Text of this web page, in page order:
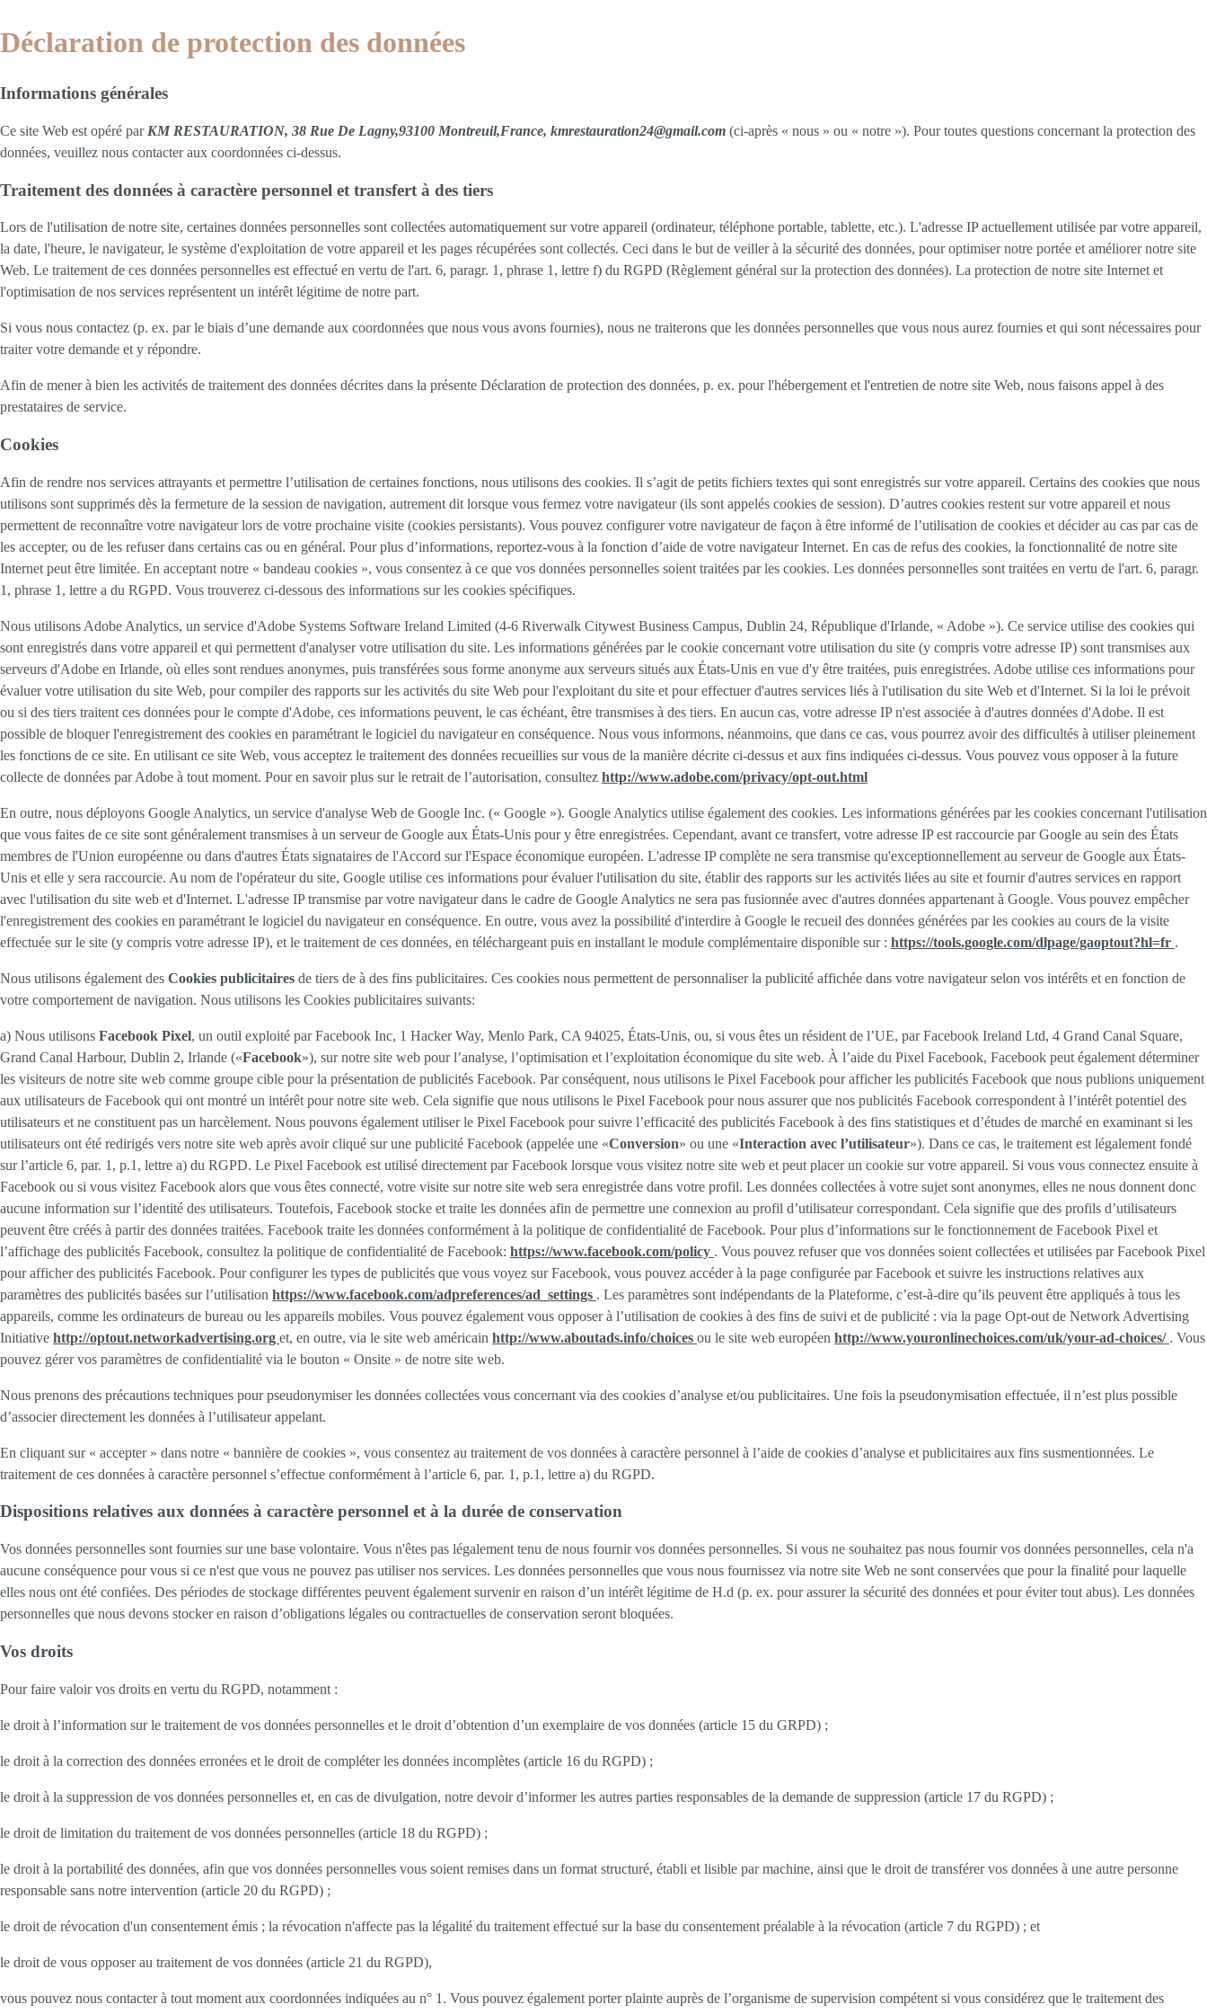
Déclaration de protection des données
Informations générales
Ce site Web est opéré par KM RESTAURATION, 38 Rue De Lagny,93100 Montreuil,France, kmrestauration24@gmail.com (ci-après « nous » ou « notre »). Pour toutes questions concernant la protection des
données, veuillez nous contacter aux coordonnées ci-dessus.
Traitement des données à caractère personnel et transfert à des tiers
Lors de l'utilisation de notre site, certaines données personnelles sont collectées automatiquement sur votre appareil (ordinateur, téléphone portable, tablette, etc.). L'adresse IP actuellement utilisée par votre appareil,
la date, l'heure, le navigateur, le système d'exploitation de votre appareil et les pages récupérées sont collectés. Ceci dans le but de veiller à la sécurité des données, pour optimiser notre portée et améliorer notre site
Web. Le traitement de ces données personnelles est effectué en vertu de l'art. 6, paragr. 1, phrase 1, lettre f) du RGPD (Règlement général sur la protection des données). La protection de notre site Internet et
l'optimisation de nos services représentent un intérêt légitime de notre part.
Si vous nous contactez (p. ex. par le biais d’une demande aux coordonnées que nous vous avons fournies), nous ne traiterons que les données personnelles que vous nous aurez fournies et qui sont nécessaires pour
traiter votre demande et y répondre.
Afin de mener à bien les activités de traitement des données décrites dans la présente Déclaration de protection des données, p. ex. pour l'hébergement et l'entretien de notre site Web, nous faisons appel à des
prestataires de service.
Cookies
Afin de rendre nos services attrayants et permettre l’utilisation de certaines fonctions, nous utilisons des cookies. Il s’agit de petits fichiers textes qui sont enregistrés sur votre appareil. Certains des cookies que nous
utilisons sont supprimés dès la fermeture de la session de navigation, autrement dit lorsque vous fermez votre navigateur (ils sont appelés cookies de session). D’autres cookies restent sur votre appareil et nous
permettent de reconnaître votre navigateur lors de votre prochaine visite (cookies persistants). Vous pouvez configurer votre navigateur de façon à être informé de l’utilisation de cookies et décider au cas par cas de
les accepter, ou de les refuser dans certains cas ou en général. Pour plus d’informations, reportez-vous à la fonction d’aide de votre navigateur Internet. En cas de refus des cookies, la fonctionnalité de notre site
Internet peut être limitée. En acceptant notre « bandeau cookies », vous consentez à ce que vos données personnelles soient traitées par les cookies. Les données personnelles sont traitées en vertu de l'art. 6, paragr.
1, phrase 1, lettre a du RGPD. Vous trouverez ci-dessous des informations sur les cookies spécifiques.
Nous utilisons Adobe Analytics, un service d'Adobe Systems Software Ireland Limited (4-6 Riverwalk Citywest Business Campus, Dublin 24, République d'Irlande, « Adobe »). Ce service utilise des cookies qui
sont enregistrés dans votre appareil et qui permettent d'analyser votre utilisation du site. Les informations générées par le cookie concernant votre utilisation du site (y compris votre adresse IP) sont transmises aux
serveurs d'Adobe en Irlande, où elles sont rendues anonymes, puis transférées sous forme anonyme aux serveurs situés aux États-Unis en vue d'y être traitées, puis enregistrées. Adobe utilise ces informations pour
évaluer votre utilisation du site Web, pour compiler des rapports sur les activités du site Web pour l'exploitant du site et pour effectuer d'autres services liés à l'utilisation du site Web et d'Internet. Si la loi le prévoit
ou si des tiers traitent ces données pour le compte d'Adobe, ces informations peuvent, le cas échéant, être transmises à des tiers. En aucun cas, votre adresse IP n'est associée à d'autres données d'Adobe. Il est
possible de bloquer l'enregistrement des cookies en paramétrant le logiciel du navigateur en conséquence. Nous vous informons, néanmoins, que dans ce cas, vous pourrez avoir des difficultés à utiliser pleinement
les fonctions de ce site. En utilisant ce site Web, vous acceptez le traitement des données recueillies sur vous de la manière décrite ci-dessus et aux fins indiquées ci-dessus. Vous pouvez vous opposer à la future
collecte de données par Adobe à tout moment. Pour en savoir plus sur le retrait de l’autorisation, consultez http://www.adobe.com/privacy/opt-out.html
En outre, nous déployons Google Analytics, un service d'analyse Web de Google Inc. (« Google »). Google Analytics utilise également des cookies. Les informations générées par les cookies concernant l'utilisation
que vous faites de ce site sont généralement transmises à un serveur de Google aux États-Unis pour y être enregistrées. Cependant, avant ce transfert, votre adresse IP est raccourcie par Google au sein des États
membres de l'Union européenne ou dans d'autres États signataires de l'Accord sur l'Espace économique européen. L'adresse IP complète ne sera transmise qu'exceptionnellement au serveur de Google aux États-
Unis et elle y sera raccourcie. Au nom de l'opérateur du site, Google utilise ces informations pour évaluer l'utilisation du site, établir des rapports sur les activités liées au site et fournir d'autres services en rapport
avec l'utilisation du site web et d'Internet. L'adresse IP transmise par votre navigateur dans le cadre de Google Analytics ne sera pas fusionnée avec d'autres données appartenant à Google. Vous pouvez empêcher
l'enregistrement des cookies en paramétrant le logiciel du navigateur en conséquence. En outre, vous avez la possibilité d'interdire à Google le recueil des données générées par les cookies au cours de la visite
effectuée sur le site (y compris votre adresse IP), et le traitement de ces données, en téléchargeant puis en installant le module complémentaire disponible sur : https://tools.google.com/dlpage/gaoptout?hl=fr .
Nous utilisons également des Cookies publicitaires de tiers de à des fins publicitaires. Ces cookies nous permettent de personnaliser la publicité affichée dans votre navigateur selon vos intérêts et en fonction de
votre comportement de navigation. Nous utilisons les Cookies publicitaires suivants:
a) Nous utilisons Facebook Pixel, un outil exploité par Facebook Inc, 1 Hacker Way, Menlo Park, CA 94025, États-Unis, ou, si vous êtes un résident de l’UE, par Facebook Ireland Ltd, 4 Grand Canal Square,
Grand Canal Harbour, Dublin 2, Irlande («Facebook»), sur notre site web pour l’analyse, l’optimisation et l’exploitation économique du site web. À l’aide du Pixel Facebook, Facebook peut également déterminer
les visiteurs de notre site web comme groupe cible pour la présentation de publicités Facebook. Par conséquent, nous utilisons le Pixel Facebook pour afficher les publicités Facebook que nous publions uniquement
aux utilisateurs de Facebook qui ont montré un intérêt pour notre site web. Cela signifie que nous utilisons le Pixel Facebook pour nous assurer que nos publicités Facebook correspondent à l’intérêt potentiel des
utilisateurs et ne constituent pas un harcèlement. Nous pouvons également utiliser le Pixel Facebook pour suivre l’efficacité des publicités Facebook à des fins statistiques et d’études de marché en examinant si les
utilisateurs ont été redirigés vers notre site web après avoir cliqué sur une publicité Facebook (appelée une «Conversion» ou une «Interaction avec l’utilisateur»). Dans ce cas, le traitement est légalement fondé
sur l’article 6, par. 1, p.1, lettre a) du RGPD. Le Pixel Facebook est utilisé directement par Facebook lorsque vous visitez notre site web et peut placer un cookie sur votre appareil. Si vous vous connectez ensuite à
Facebook ou si vous visitez Facebook alors que vous êtes connecté, votre visite sur notre site web sera enregistrée dans votre profil. Les données collectées à votre sujet sont anonymes, elles ne nous donnent donc
aucune information sur l’identité des utilisateurs. Toutefois, Facebook stocke et traite les données afin de permettre une connexion au profil d’utilisateur correspondant. Cela signifie que des profils d’utilisateurs
peuvent être créés à partir des données traitées. Facebook traite les données conformément à la politique de confidentialité de Facebook. Pour plus d’informations sur le fonctionnement de Facebook Pixel et
l’affichage des publicités Facebook, consultez la politique de confidentialité de Facebook: https://www.facebook.com/policy . Vous pouvez refuser que vos données soient collectées et utilisées par Facebook Pixel
pour afficher des publicités Facebook. Pour configurer les types de publicités que vous voyez sur Facebook, vous pouvez accéder à la page configurée par Facebook et suivre les instructions relatives aux
paramètres des publicités basées sur l’utilisation https://www.facebook.com/adpreferences/ad_settings . Les paramètres sont indépendants de la Plateforme, c’est-à-dire qu’ils peuvent être appliqués à tous les
appareils, comme les ordinateurs de bureau ou les appareils mobiles. Vous pouvez également vous opposer à l’utilisation de cookies à des fins de suivi et de publicité : via la page Opt-out de Network Advertising
Initiative http://optout.networkadvertising.org et, en outre, via le site web américain http://www.aboutads.info/choices ou le site web européen http://www.youronlinechoices.com/uk/your-ad-choices/ . Vous
pouvez gérer vos paramètres de confidentialité via le bouton « Onsite » de notre site web.
Nous prenons des précautions techniques pour pseudonymiser les données collectées vous concernant via des cookies d’analyse et/ou publicitaires. Une fois la pseudonymisation effectuée, il n’est plus possible
d’associer directement les données à l’utilisateur appelant.
En cliquant sur « accepter » dans notre « bannière de cookies », vous consentez au traitement de vos données à caractère personnel à l’aide de cookies d’analyse et publicitaires aux fins susmentionnées. Le
traitement de ces données à caractère personnel s’effectue conformément à l’article 6, par. 1, p.1, lettre a) du RGPD.
Dispositions relatives aux données à caractère personnel et à la durée de conservation
Vos données personnelles sont fournies sur une base volontaire. Vous n'êtes pas légalement tenu de nous fournir vos données personnelles. Si vous ne souhaitez pas nous fournir vos données personnelles, cela n'a
aucune conséquence pour vous si ce n'est que vous ne pouvez pas utiliser nos services. Les données personnelles que vous nous fournissez via notre site Web ne sont conservées que pour la finalité pour laquelle
elles nous ont été confiées. Des périodes de stockage différentes peuvent également survenir en raison d’un intérêt légitime de H.d (p. ex. pour assurer la sécurité des données et pour éviter tout abus). Les données
personnelles que nous devons stocker en raison d’obligations légales ou contractuelles de conservation seront bloquées.
Vos droits
Pour faire valoir vos droits en vertu du RGPD, notamment :
le droit à l’information sur le traitement de vos données personnelles et le droit d’obtention d’un exemplaire de vos données (article 15 du GRPD) ;
le droit à la correction des données erronées et le droit de compléter les données incomplètes (article 16 du RGPD) ;
le droit à la suppression de vos données personnelles et, en cas de divulgation, notre devoir d’informer les autres parties responsables de la demande de suppression (article 17 du RGPD) ;
le droit de limitation du traitement de vos données personnelles (article 18 du RGPD) ;
le droit à la portabilité des données, afin que vos données personnelles vous soient remises dans un format structuré, établi et lisible par machine, ainsi que le droit de transférer vos données à une autre personne
responsable sans notre intervention (article 20 du RGPD) ;
le droit de révocation d'un consentement émis ; la révocation n'affecte pas la légalité du traitement effectué sur la base du consentement préalable à la révocation (article 7 du RGPD) ; et
le droit de vous opposer au traitement de vos données (article 21 du RGPD),
vous pouvez nous contacter à tout moment aux coordonnées indiquées au n° 1. Vous pouvez également porter plainte auprès de l’organisme de supervision compétent si vous considérez que le traitement des